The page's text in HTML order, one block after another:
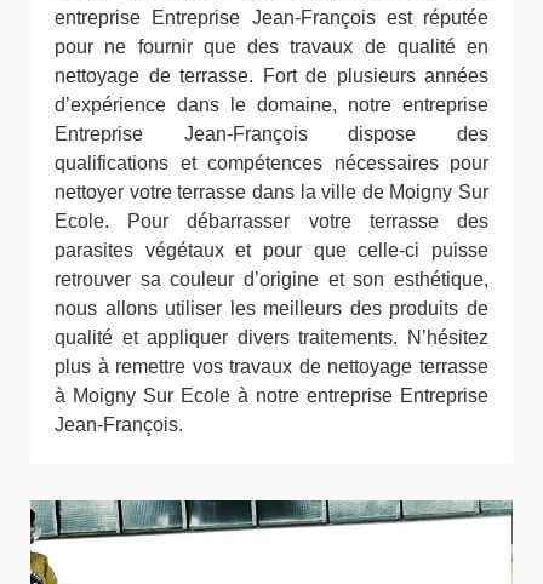
entreprise Entreprise Jean-François est réputée
pour ne fournir que des travaux de qualité en
nettoyage de terrasse. Fort de plusieurs années
d’expérience dans le domaine, notre entreprise
Entreprise Jean-François dispose des
qualifications et compétences nécessaires pour
nettoyer votre terrasse dans la ville de Moigny Sur
Ecole. Pour débarrasser votre terrasse des
parasites végétaux et pour que celle-ci puisse
retrouver sa couleur d’origine et son esthétique,
nous allons utiliser les meilleurs des produits de
qualité et appliquer divers traitements. N’hésitez
plus à remettre vos travaux de nettoyage terrasse
à Moigny Sur Ecole à notre entreprise Entreprise
Jean-François.